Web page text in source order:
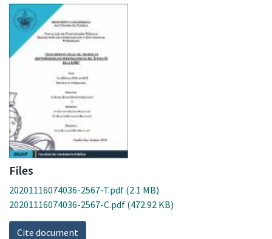
Files
20201116074036-2567-T.pdf (2.1 MB)
20201116074036-2567-C.pdf (472.92 KB)
Cite document